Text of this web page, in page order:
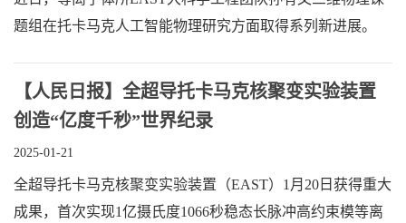
题组在托卡马克人工智能物理研究方面取得系列新进展。
【人民日报】全超导托卡马克核聚变实验装置
创造“亿度千秒”世界纪录
2025-01-21
全超导托卡马克核聚变实验装置（EAST）1月20日获得重大
成果，首次实现1亿摄氏度1066秒稳态长脉冲高约束模等离